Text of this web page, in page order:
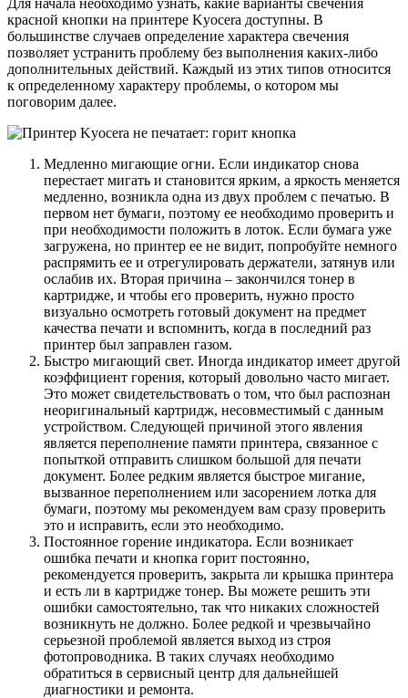
красной кнопки на принтере Kyocera доступны. В
большинстве случаев определение характера свечения
позволяет устранить проблему без выполнения каких-либо
дополнительных действий. Каждый из этих типов относится
к определенному характеру проблемы, о котором мы
поговорим далее.
Медленно мигающие огни. Если индикатор снова
перестает мигать и становится ярким, а яркость меняется
медленно, возникла одна из двух проблем с печатью. В
первом нет бумаги, поэтому ее необходимо проверить и
при необходимости положить в лоток. Если бумага уже
загружена, но принтер ее не видит, попробуйте немного
распрямить ее и отрегулировать держатели, затянув или
ослабив их. Вторая причина – закончился тонер в
картридже, и чтобы его проверить, нужно просто
визуально осмотреть готовый документ на предмет
качества печати и вспомнить, когда в последний раз
принтер был заправлен газом.
Быстро мигающий свет. Иногда индикатор имеет другой
коэффициент горения, который довольно часто мигает.
Это может свидетельствовать о том, что был распознан
неоригинальный картридж, несовместимый с данным
устройством. Следующей причиной этого явления
является переполнение памяти принтера, связанное с
попыткой отправить слишком большой для печати
документ. Более редким является быстрое мигание,
вызванное переполнением или засорением лотка для
бумаги, поэтому мы рекомендуем вам сразу проверить
это и исправить, если это необходимо.
Постоянное горение индикатора. Если возникает
ошибка печати и кнопка горит постоянно,
рекомендуется проверить, закрыта ли крышка принтера
и есть ли в картридже тонер. Вы можете решить эти
ошибки самостоятельно, так что никаких сложностей
возникнуть не должно. Более редкой и чрезвычайно
серьезной проблемой является выход из строя
фотопроводника. В таких случаях необходимо
обратиться в сервисный центр для дальнейшей
диагностики и ремонта.